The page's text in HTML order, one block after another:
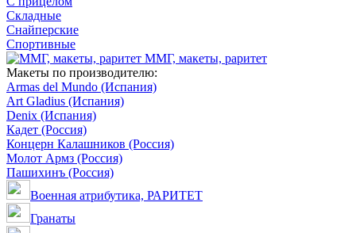
Складные
Снайперские
Спортивные
ММГ, макеты, раритет
Макеты по производителю:
Armas del Mundo (Испания)
Art Gladius (Испания)
Denix (Испания)
Кадет (Россия)
Концерн Калашников (Россия)
Молот Армз (Россия)
Пашихинъ (Россия)
Военная атрибутика, РАРИТЕТ
Гранаты